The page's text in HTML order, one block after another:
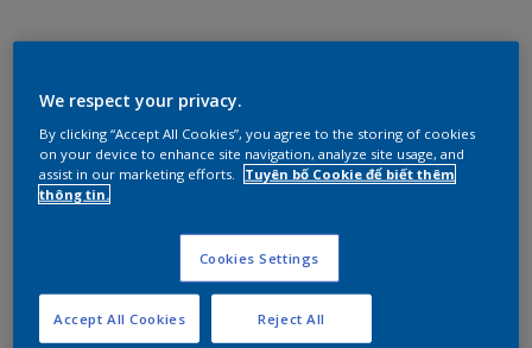
We respect your privacy.
By clicking “Accept All Cookies”, you agree to the storing of cookies
on your device to enhance site navigation, analyze site usage, and
assist in our marketing efforts.
Tuyên bố Cookie để biết thêm
thông tin.
Cookies Settings
Reject All
Accept All Cookies